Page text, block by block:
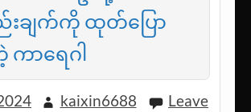
းချက်ကို ထုတ်ပြော
ာရေဂါ
kaixin6688
Leave